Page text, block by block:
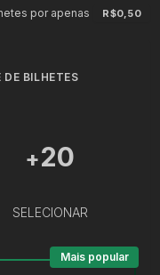
por apenas R$0,50
BILHETES
+20
SELECIONAR
Mais popular